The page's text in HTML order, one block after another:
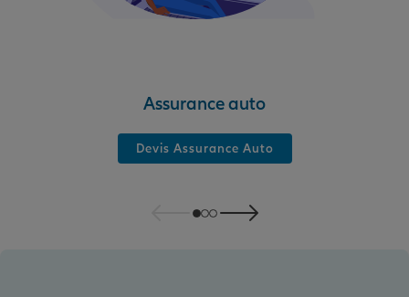
Assurance auto
Devis Assurance Auto